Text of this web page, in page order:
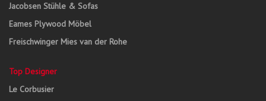
Jacobsen Stühle & Sofas
Eames Plywood Möbel
Freischwinger Mies van der Rohe
Top Designer
Le Corbusier